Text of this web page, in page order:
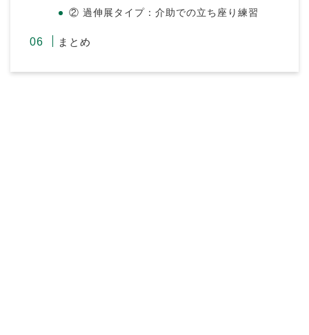
② 過伸展タイプ：介助での立ち座り練習
まとめ